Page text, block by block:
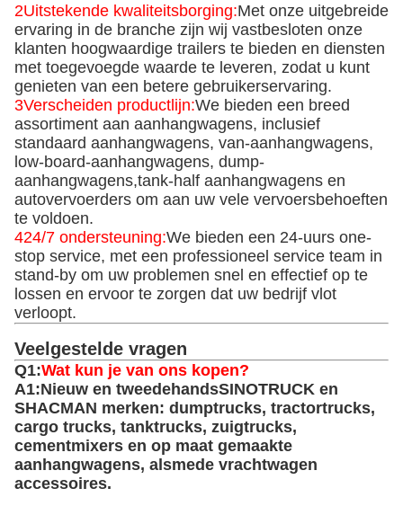
2Uitstekende kwaliteitsborging:Met onze uitgebreide
ervaring in de branche zijn wij vastbesloten onze
klanten hoogwaardige trailers te bieden en diensten
met toegevoegde waarde te leveren, zodat u kunt
genieten van een betere gebruikerservaring.
3Verscheiden productlijn:We bieden een breed
assortiment aan aanhangwagens, inclusief
standaard aanhangwagens, van-aanhangwagens,
low-board-aanhangwagens, dump-
aanhangwagens,tank-half aanhangwagens en
autovervoerders om aan uw vele vervoersbehoeften
te voldoen.
424/7 ondersteuning:We bieden een 24-uurs one-
stop service, met een professioneel service team in
stand-by om uw problemen snel en effectief op te
lossen en ervoor te zorgen dat uw bedrijf vlot
verloopt.
Veelgestelde vragen
Q1:Wat kun je van ons kopen?
A1:Nieuw en tweedehandsSINOTRUCK en
SHACMAN merken: dumptrucks, tractortrucks,
cargo trucks, tanktrucks, zuigtrucks,
cementmixers en op maat gemaakte
aanhangwagens, alsmede vrachtwagen
accessoires.